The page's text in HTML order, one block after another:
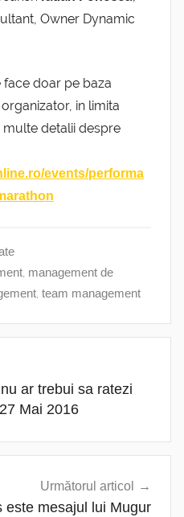
Owner Dynamic
doar pe baza
in limita
detalii despre
events/performa
, management de
, team management
ar trebui sa ratezi
Mai 2016
Următorul articol
este mesajul lui Mugur